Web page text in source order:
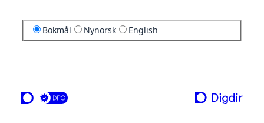
Bokmål Nynorsk English